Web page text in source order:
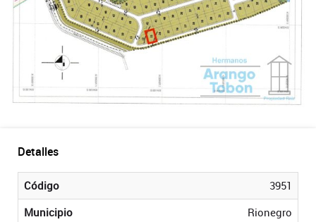
Detalles
Código
3951
Municipio
Rionegro